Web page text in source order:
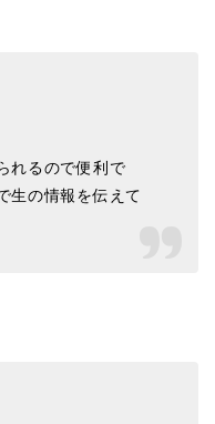
れるので便利で
生の情報を伝えて